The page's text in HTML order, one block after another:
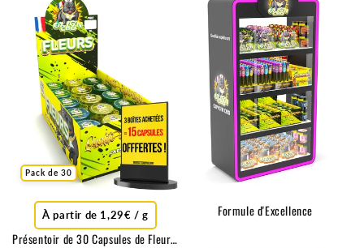
Pack de 30
À partir de 1,29€ / g
Présentoir de 30 Capsules de Fleur 1G
Formule d'Excellence